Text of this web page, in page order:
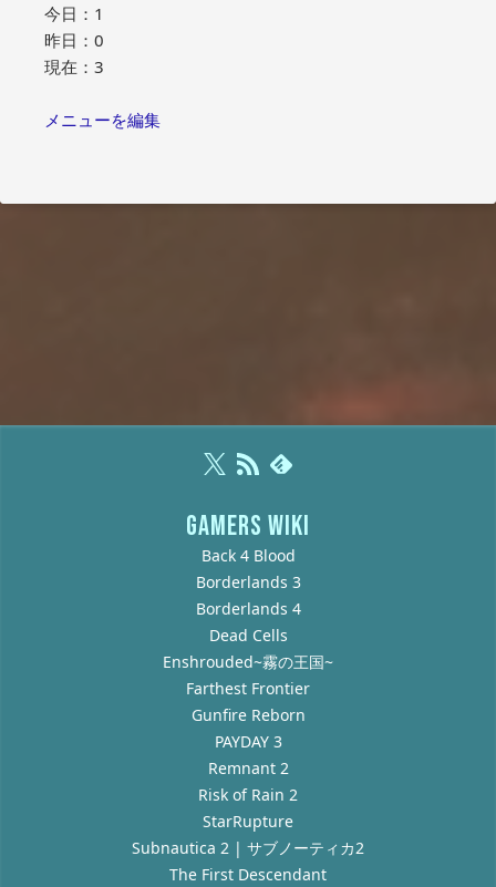
今日：1
昨日：0
現在：3
メニューを編集
GAMERS WIKI
Back 4 Blood
Borderlands 3
Borderlands 4
Dead Cells
Enshrouded~霧の王国~
Farthest Frontier
Gunfire Reborn
PAYDAY 3
Remnant 2
Risk of Rain 2
StarRupture
Subnautica 2 | サブノーティカ2
The First Descendant